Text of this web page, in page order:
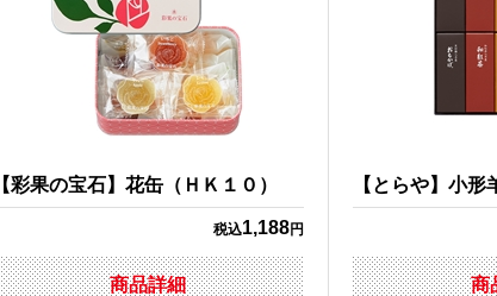
【彩果の宝石】花缶（ＨＫ１０）
税込1,188円
商品詳細
【とらや】小形
商